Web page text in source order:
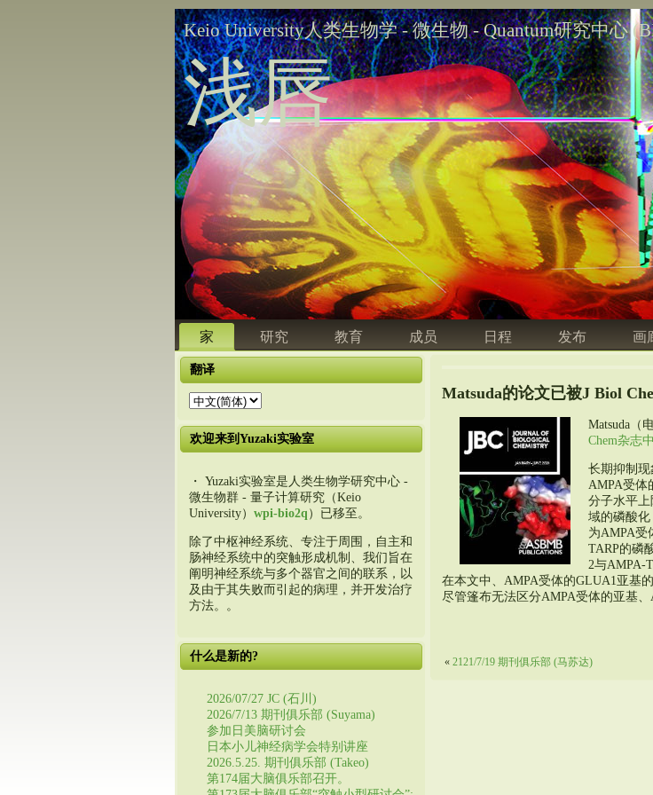
Keio University人类生物学 - 微生物 - Quantum研究中心
浅唇
家 研究 教育 成员 日程 发布 画
翻译
欢迎来到Yuzaki实验室
・ Yuzaki实验室是人类生物学研究中心 -
微生物群 - 量子计算研究（Keio
University） wpi-bio2q ）已移至。
除了中枢神经系统、专注于周围，自主和
肠神经系统中的突触形成机制、我们旨在
阐明神经系统与多个器官之间的联系，以
及由于其失败而引起的病理，并开发治疗
方法。。
什么是新的?
2026/07/27 JC (石川)
2026/7/13 期刊俱乐部 (Suyama)
参加日美脑研讨会
日本小儿神经病学会特别讲座
2026.5.25. 期刊俱乐部 (Takeo)
第174届大脑俱乐部召开。
Matsuda的论文已被J Biol
Matsuda（
Chem杂志
长期抑制
AMPA受体
分子水平
域的磷酸
为AMPA受
TARP的磷
2与AMPA-
在本文中、AMPA受体的GLUA1亚基
尽管篷布无法区分AMPA受体的亚基
« 2121/7/19 期刊俱乐部 (马苏达)